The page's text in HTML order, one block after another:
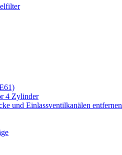
4 Zylinder
und Einlassventilkanälen entfernen